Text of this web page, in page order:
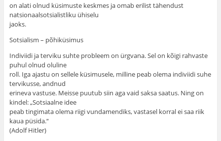
on alati olnud küsimuste keskmes ja omab erilist tähendust
natsionaalsotsialistliku ühiselu
jaoks.
Sotsialism – põhiküsimus
Indiviidi ja terviku suhte probleem on ürgvana. Sel on kõigi rahvaste
puhul olnud oluline
roll. Iga ajastu on sellele küsimusele, milline peab olema indiviidi suhe
tervikusse, andnud
erineva vastuse. Meisse puutub siin aga vaid saksa saatus. Ning on
kindel: „Sotsiaalne idee
peab tingimata olema riigi vundamendiks, vastasel korral ei saa riik
kaua püsida.“
(Adolf Hitler)